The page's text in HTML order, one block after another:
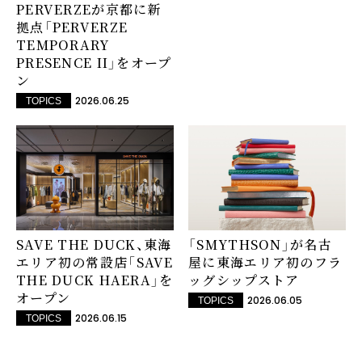
PERVERZEが京都に新
拠点「PERVERZE
TEMPORARY
PRESENCE II」をオープ
ン
TOPICS 2026.06.25
SAVE THE DUCK、東海
エリア初の常設店「SAVE
THE DUCK HAERA」を
オープン
TOPICS 2026.06.15
「SMYTHSON」が名古
屋に東海エリア初のフラ
ッグシップストア
TOPICS 2026.06.05